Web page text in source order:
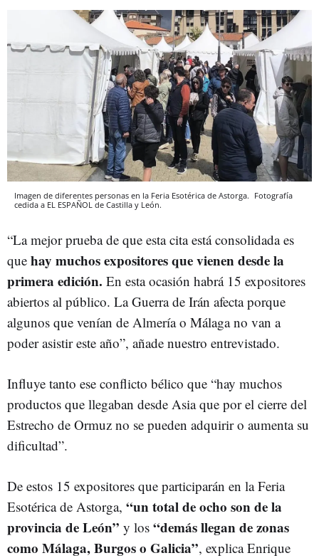
Imagen de diferentes personas en la Feria Esotérica de Astorga. Fotografía
cedida a EL ESPAÑOL de Castilla y León.
“La mejor prueba de que esta cita está consolidada es
que hay muchos expositores que vienen desde la
primera edición. En esta ocasión habrá 15 expositores
abiertos al público. La Guerra de Irán afecta porque
algunos que venían de Almería o Málaga no van a
poder asistir este año”, añade nuestro entrevistado.
Influye tanto ese conflicto bélico que “hay muchos
productos que llegaban desde Asia que por el cierre del
Estrecho de Ormuz no se pueden adquirir o aumenta su
dificultad”.
De estos 15 expositores que participarán en la Feria
Esotérica de Astorga, “un total de ocho son de la
provincia de León” y los “demás llegan de zonas
como Málaga, Burgos o Galicia”, explica Enrique